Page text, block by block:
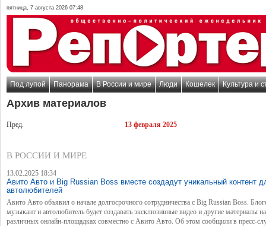
пятница, 7 августа 2026 07:48
Под лупой Панорама В России и мире Люди Кошелек Культура и
Архив материалов
Пред. 13 февраля 2025
В РОССИИ И МИРЕ
13.02.2025 18:34
Авито Авто и Big Russian Boss вместе создадут уникальный контент
автолюбителей
Авито Авто объявил о начале долгосрочного сотрудничества с Big Russian Boss.
музыкант и автолюбитель будет создавать эксклюзивные видео и другие материалы на
различных онлайн-площадках совместно с Авито Авто. Об этом сообщили в пресс-